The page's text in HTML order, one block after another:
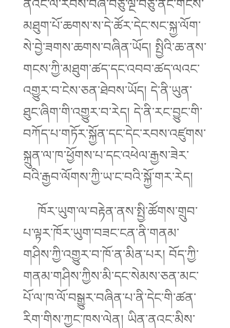
མཐུག་པོ་ཆགས་ས་དེ་ཚོར་དེང་སང་སྐྱ་ལོག་
སེ་བྱེ་ཟགས་ཆགས་བཞིན་ཡོད། སྤྱིའི་ཆ་ནས་
གངས་ཀྱི་མཐུག་ཚད་དང་འབབ་ཚད་ལའང་
འགྱུར་བ་ངེས་ཅན་ཐེབས་ཡོད། དེ་ནི་ཡུན་
ཐུང་ཞིག་གི་འགྱུར་བ་རེད། དེ་ནི་རང་བྱུང་གི་
བཀོད་པ་གཏོར་སྐྱོན་དང་དེང་རབས་འཛུགས་
སྐྲུན་ལ་ཁ་ཕྱོགས་པ་དང་འཕེལ་རྒྱས་ཟེར་
བའི་རྒྱབ་ལོགས་ཀྱི་ཡ་ང་བའི་སྐྱོ་གར་རེད།
ཁོར་ཡུག་ལ་བརྟེན་ནས་སྤྱི་ཚོགས་གྲུབ་
པ་ལྟར་ཁོར་ཡུག་བཟང་ངན་ནི་གནམ་
གཤིས་ཀྱི་འགྱུར་བ་ཁོ་ན་མིན་པར། བོད་ཀྱི་
གནམ་གཤིས་ཀྱིས་མི་དང་སེམས་ཅན་མང་
པོ་ལ་ཁ་ལོ་བསྒྱུར་བཞིན་པ་ནི་དེང་གི་ཚན་
རིག་གིས་ཀྱང་ཁས་ལེན། ཡིན་ནའང་མིས་